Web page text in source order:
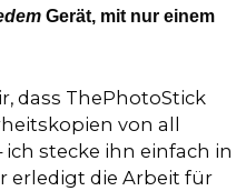
Gerät, mit nur einem
dass ThePhotoStick
von all
stecke ihn einfach in
erledigt die Arbeit für